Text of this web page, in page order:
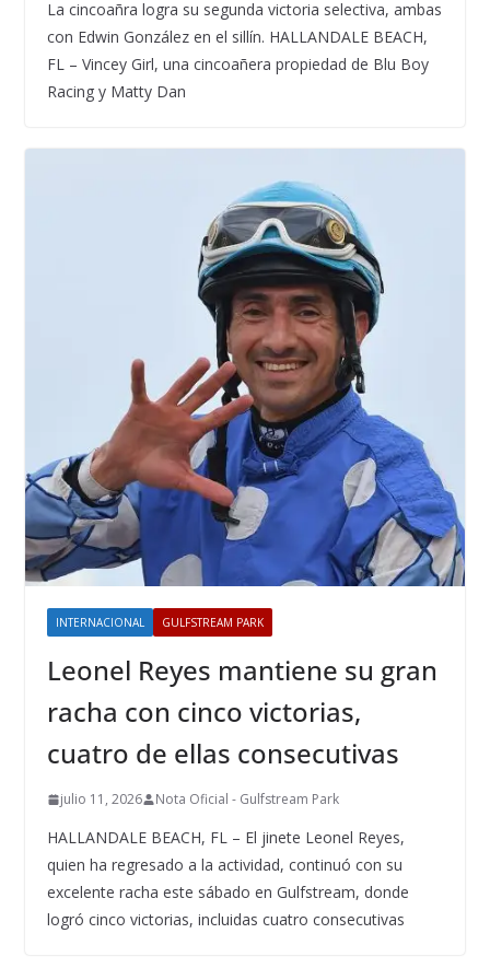
La cincoañra logra su segunda victoria selectiva, ambas
con Edwin González en el sillín. HALLANDALE BEACH,
FL – Vincey Girl, una cincoañera propiedad de Blu Boy
Racing y Matty Dan
INTERNACIONAL GULFSTREAM PARK
Leonel Reyes mantiene su gran
racha con cinco victorias,
cuatro de ellas consecutivas
julio 11, 2026 Nota Oficial - Gulfstream Park
HALLANDALE BEACH, FL – El jinete Leonel Reyes,
quien ha regresado a la actividad, continuó con su
excelente racha este sábado en Gulfstream, donde
logró cinco victorias, incluidas cuatro consecutivas